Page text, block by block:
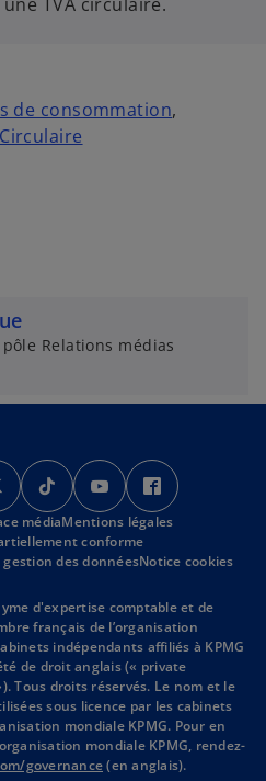
de consommations
n
u
o
u
v
e
o
n
g
l
e
t
,
a
s
n
o
u
v
l
o
n
g
l
e
t
Relations médias
s
’
o
u
r
e
d
a
n
s
u
s
’
o
u
r
e
d
a
n
s
u
s
’
o
u
r
e
d
a
n
s
u
’
r
e
d
a
n
s
u
médiaMentions légales
conforme
des donnéesNotice cookies
d'expertise comptable et de
français de l’organisation
indépendants affiliés à KPMG
de droit anglais (« private
Tous droits réservés. Le nom et le
sous licence par les cabinets
mondiale KPMG. Pour en
mondiale KPMG, rendez-
governances(en anglais).